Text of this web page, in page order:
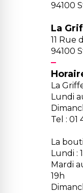
94100
La
11 Rue
94100
La
Lundi
Tel : 01
La
Lundi :
Mardi
19h